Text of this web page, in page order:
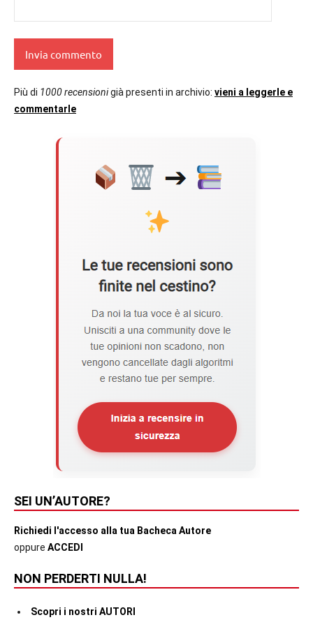
Più di 1000 recensionigià presenti in archivio: vieni a leggerle e
commentarle
SEI UN’AUTORE?
Richiedi l'accesso alla tua Bacheca Autore
oppure ACCEDI
NON PERDERTI NULLA!
Scopri i nostri AUTORI